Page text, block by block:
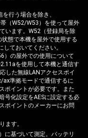
行う場合を除き、
（W52/W53）を使って屋外
います。W52（登録局を除
態で本機を屋外で使用する
ておいてください。
）の屋外での使用について
を使用して本機と通信す
した無線LANアクセスポイ
ax準拠モードで通信するに
ポイントが必要です。また
号化設定をAESに設定する必
ポイントのメーカーにお問
ます。
に基づいて測定。バッテリ